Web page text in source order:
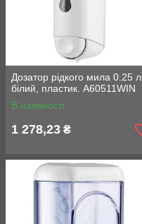
Дозатор рідкого мила 0.25 л,
білий, пластик. A60511WIN
В наявності
1 278,23 ₴